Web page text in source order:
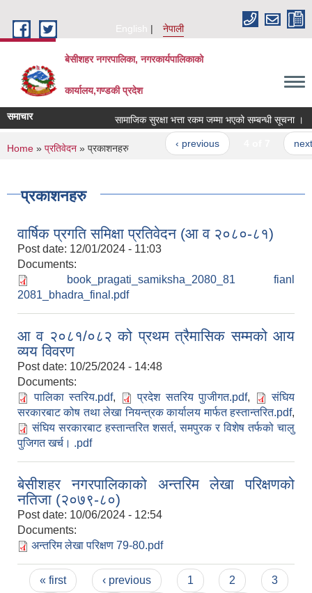
English
नेपाली
बेसीशहर नगरपालिका, नगरकार्यपालिकाको
कार्यालय,गण्डकी प्रदेश
समाचार सामाजिक सुरक्षा भत्ता रकम जम्मा भएको सम्बन्धी सूचना ।
‹ previous next ›
You are here
Home » प्रतिवेदन » प्रकाशनहरु
प्रकाशनहरु
वार्षिक प्रगति समिक्षा प्रतिवेदन (आ व २०८०-८१)
Post date: 12/01/2024 - 11:03
Documents:
book_pragati_samiksha_2080_81 fianl
2081_bhadra_final.pdf
आ व २०८१/०८२ को प्रथम त्रैमासिक सम्मको आय
व्यय विवरण
Post date: 10/25/2024 - 14:48
Documents:
पालिका स्तरिय.pdf, प्रदेश सतरिय पुाजीगत.pdf,
संघिय
सरकारबाट कोष तथा लेखा नियन्त्रक कार्यालय मार्फत हस्तान्तरित.pdf,
संघिय सरकारबाट हस्तान्तरित शसर्त, समपुरक र विशेष तर्फको चालु
पुजिगत खर्च। .pdf
बेसीशहर नगरपालिकाको अन्तरिम लेखा परिक्षणको
नतिजा (२०७९-८०)
Post date: 10/06/2024 - 12:54
Documents:
अन्तरिम लेखा परिक्षण 79-80.pdf
Pages
« first ‹ previous 1 2
3